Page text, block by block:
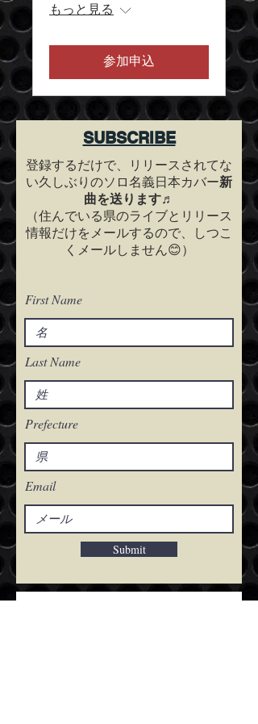
もっと見る
参加申込
SUBSCRIBE
登録するだけで、リリースされてな
い久しぶりのソロ名義日本カバー新
曲を送ります♬
（住んでいる県のライブとリリース
情報だけをメールするので、しつこ
くメールしません😊）
First Name
Last Name
Prefecture
Email
Submit